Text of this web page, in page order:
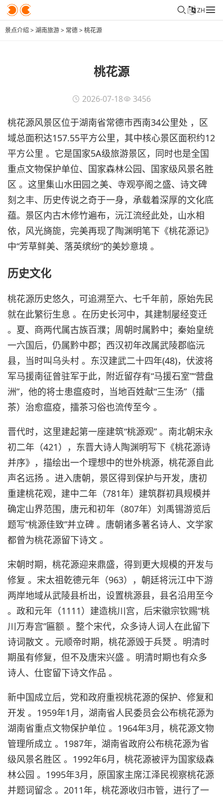
ZH
景点介绍 >湖南旅游> 常德>桃花源
桃花源
2026-07-18 3456
桃花源风景区位于湖南省常德市西南34公里处 ，区
域总面积达157.55平方公里，其中核心景区面积约12
平方公里 。它是国家5A级旅游景区，同时也是全国
重点文物保护单位、国家森林公园、国家级风景名胜
区 。这里集山水田园之美、寺观亭阁之盛、诗文碑
刻之丰、历史传说之奇于一身，承载着深厚的文化底
蕴。景区内古木修竹遍布，沅江流经此处，山水相
依，风光旖旎，完美再现了陶渊明笔下《桃花源记》
中“芳草鲜美、落英缤纷”的美妙意境 。
历史文化
桃花源历史悠久，可追溯至六、七千年前，原始先民
就在此繁衍生息 。在历史长河中，其建制屡经变迁
。夏、商两代属古族百濮；周朝时属黔中；秦始皇统
一六国后，仍属黔中郡；西汉初年改属武陵郡临沅
县，当时叫乌头村 。东汉建武二十四年(48)，伏波将
军马援南征曾驻军于此，附近留存有“马援石室”“营盘
洲”，他的将士患瘟疫时，当地百姓献“三生汤”（擂
茶）治愈瘟疫，擂茶习俗也流传至今 。
晋代时，这里建起第一座建筑“桃源观” 。南北朝宋永
初二年（421），东晋大诗人陶渊明写下《桃花源诗
并序》，描绘出一个理想中的世外桃源，桃花源自此
声名远扬 。进入唐朝，景区得到保护与开发，唐初
重建桃花观，建中二年（781年）建筑群初具规模并
确定山界范围，唐元和初年（807年）刘禹锡游览后
题写“桃源佳致”并立碑 。唐朝诸多著名诗人、文学家
都曾为桃花源留下诗文 。
宋朝时期，桃花源迎来鼎盛，得到更大规模的开发与
修复 。宋太祖乾德元年（963），朝廷将沅江中下游
两岸地域从武陵县析出，设置桃源县，县名沿用至今
。政和元年（1111）建造桃川宫，后宋徽宗钦赐“桃
川万寿宫”匾额 。整个宋代，众多诗人词人在此留下
诗词散文 。元顺帝时期，桃花源毁于兵燹 。明清时
期虽有修复，但不及唐宋兴盛 。明清时期也有众多
诗人、仕宦留下诗文作品 。
新中国成立后，党和政府重视桃花源的保护、修复和
开发 。1959年1月，湖南省人民委员会公布桃花源为
湖南省重点文物保护单位 。1964年3月，桃花源文物
管理所成立 。1987年，湖南省政府公布桃花源为省
级风景名胜区 。1992年6月，桃花源被评为国家级森
林公园 。1995年3月，原国家主席江泽民视察桃花源
并题词留念 。2011年，桃花源收归市管，进行了一